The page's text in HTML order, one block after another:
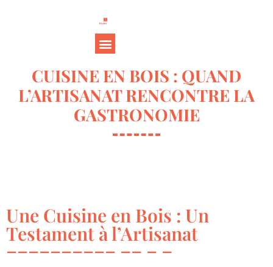
CUISINE EN BOIS : QUAND
L’ARTISANAT RENCONTRE LA
GASTRONOMIE
Une Cuisine en Bois : Un
Testament à l’Artisanat